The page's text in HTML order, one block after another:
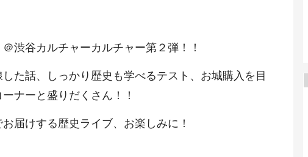
＠渋谷カルチャーカルチャー第２弾！！
た話、 しっかり歴史も学べるテスト、 お城購入を目
ナーと盛りだくさん ！！
届けする歴史ライブ、 お楽しみに！